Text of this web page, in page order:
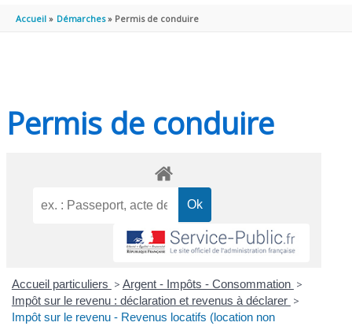
PRINCIPAL
Accueil Démarches Permis de conduire
Permis de conduire
Accueil particuliers > Argent - Impôts - Consommation >
Impôt sur le revenu : déclaration et revenus à déclarer >
Impôt sur le revenu - Revenus locatifs (location non